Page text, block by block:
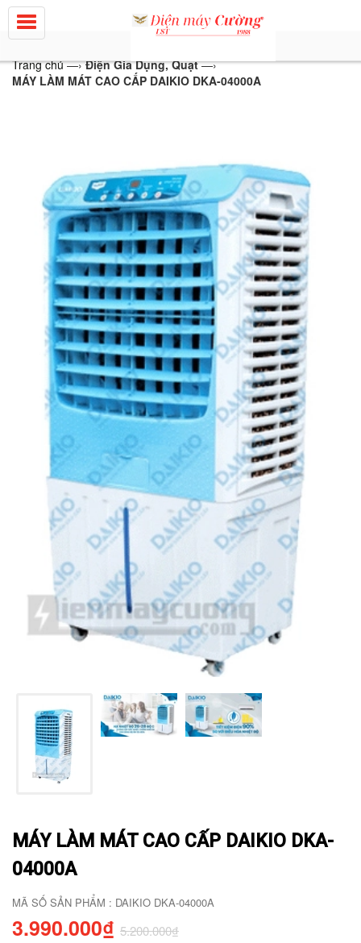
Trang chủ—› Điện Gia Dụng, Quạt—›
MÁY LÀM MÁT CAO CẤP DAIKIO DKA-04000A
MÁY LÀM MÁT CAO CẤP DAIKIO DKA-
04000A
MÃ SỐ SẢN PHẨM : DAIKIO DKA-04000A
3.990.000₫ 5.200.000₫